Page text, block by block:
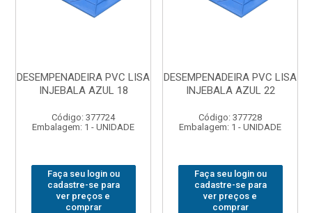
DESEMPENADEIRA PVC LISA
INJEBALA AZUL 18
Código: 377724
Embalagem: 1 - UNIDADE
Faça seu login ou
cadastre-se para
ver preços e
comprar
DESEMPENADEIRA PVC LISA
INJEBALA AZUL 22
Código: 377728
Embalagem: 1 - UNIDADE
Faça seu login ou
cadastre-se para
ver preços e
comprar